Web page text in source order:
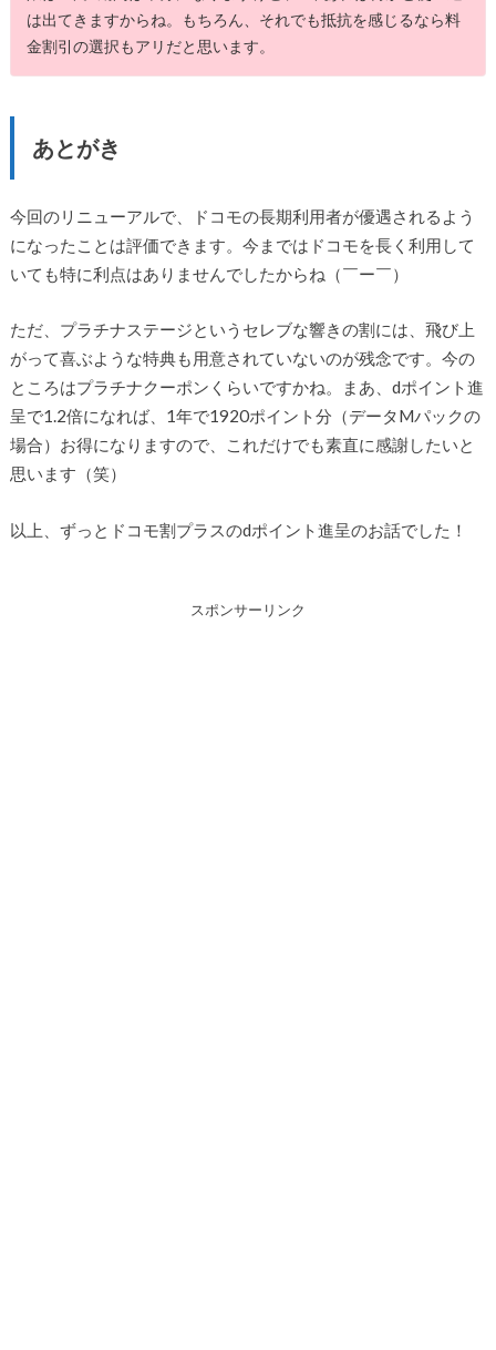
は出てきますからね。もちろん、それでも抵抗を感じるなら料
金割引の選択もアリだと思います。
あとがき
今回のリニューアルで、ドコモの長期利用者が優遇されるよう
になったことは評価できます。今まではドコモを長く利用して
いても特に利点はありませんでしたからね（￣ー￣）
ただ、プラチナステージというセレブな響きの割には、飛び上
がって喜ぶような特典も用意されていないのが残念です。今の
ところはプラチナクーポンくらいですかね。まあ、dポイント進
呈で1.2倍になれば、1年で1920ポイント分（データMパックの
場合）お得になりますので、これだけでも素直に感謝したいと
思います（笑）
以上、ずっとドコモ割プラスのdポイント進呈のお話でした！
スポンサーリンク